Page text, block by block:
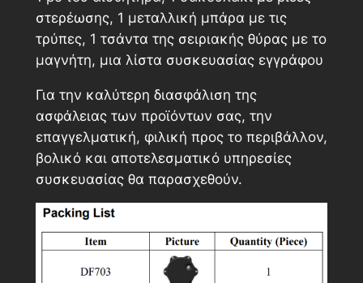
στερέωσης, 1 μεταλλική μπάρα με τις
τρύπες, 1 τσάντα της σειριακής θύρας με το
μαγνήτη, μια λίστα συσκευασίας εγγράφου
Για την καλύτερη διασφάλιση της
ασφάλειας των προϊόντων σας, την
επαγγελματική, φιλική προς το περιβάλλον,
βολικό και αποτελεσματικό υπηρεσίες
συσκευασίας θα παρασχεθούν.